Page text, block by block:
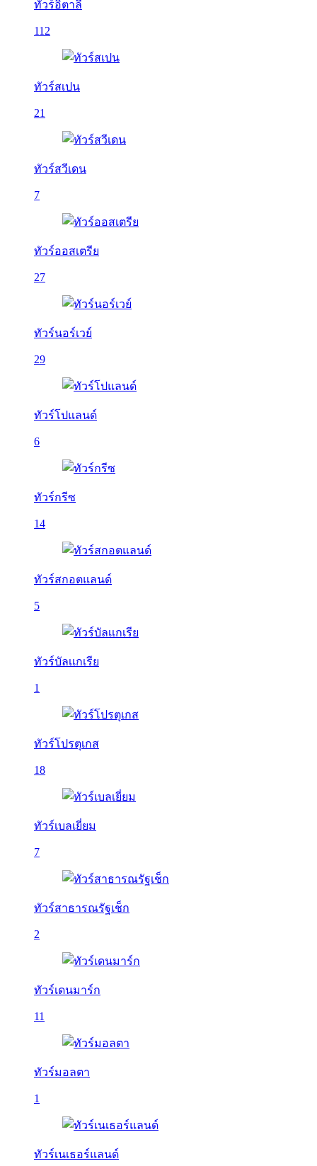
ทัวร์อิตาลี
112
ทัวร์สเปน
21
ทัวร์สวีเดน
7
ทัวร์ออสเตรีย
27
ทัวร์นอร์เวย์
29
ทัวร์โปแลนด์
6
ทัวร์กรีซ
14
ทัวร์สกอตแลนด์
5
ทัวร์บัลเเกเรีย
1
ทัวร์โปรตุเกส
18
ทัวร์เบลเยี่ยม
7
ทัวร์สาธารณรัฐเช็ก
2
ทัวร์เดนมาร์ก
11
ทัวร์มอลตา
1
ทัวร์เนเธอร์แลนด์